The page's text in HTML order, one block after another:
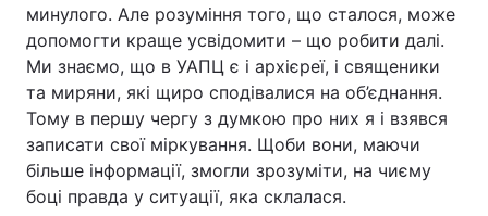
минулого. Але розуміння того, що сталося, може
допомогти краще усвідомити – що робити далі.
Ми знаємо, що в УАПЦ є і архієреї, і священики
та миряни, які щиро сподівалися на об’єднання.
Тому в першу чергу з думкою про них я і взявся
записати свої міркування. Щоби вони, маючи
більше інформації, змогли зрозуміти, на чиєму
боці правда у ситуації, яка склалася.